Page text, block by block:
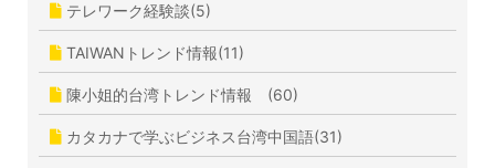
テレワーク経験談(5)
TAIWANトレンド情報(11)
陳小姐的台湾トレンド情報 (60)
カタカナで学ぶビジネス台湾中国語(31)